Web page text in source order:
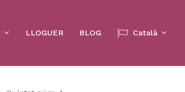
LLOGUER BLOG Català